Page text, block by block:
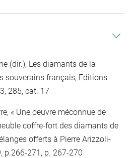
(dir.), Les diamants de la
souverains français, Editions
285, cat. 17
« Une oeuvre méconnue de
coffre-fort des diamants de
offerts à Pierre Arizzoli-
p.266-271, p. 267-270